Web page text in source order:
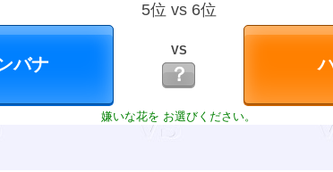
5位 vs 6位
VS
？
嫌いな花を お選びください。